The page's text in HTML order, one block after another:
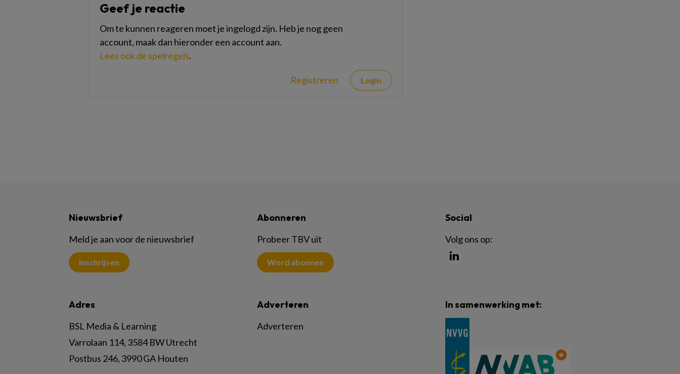
Geef je reactie
Om te kunnen reageren moet je ingelogd zijn. Heb je nog geen
account, maak dan hieronder een account aan.
Lees ook de spelregels.
Registreren Login
Nieuwsbrief
Meld je aan voor de nieuwsbrief
Inschrijven
Abonneren
Probeer TBV uit
Word abonnee
Social
Volg ons op:
Adres
BSL Media & Learning
Varrolaan 114, 3584 BW Utrecht
Postbus 246, 3990 GA Houten
Adverteren
Adverteren
In samenwerking met: